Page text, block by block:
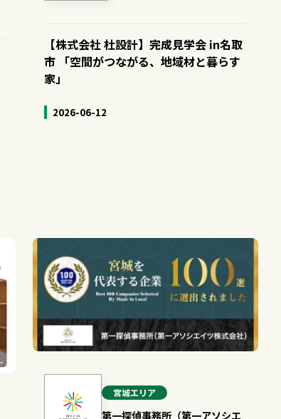
【株式会社 杜設計】完成見学会 in名取
市 「空間がつながる、地域材と暮らす
家」
2026-06-12
宮城エリア
第一探偵事務所（第一アソシエ